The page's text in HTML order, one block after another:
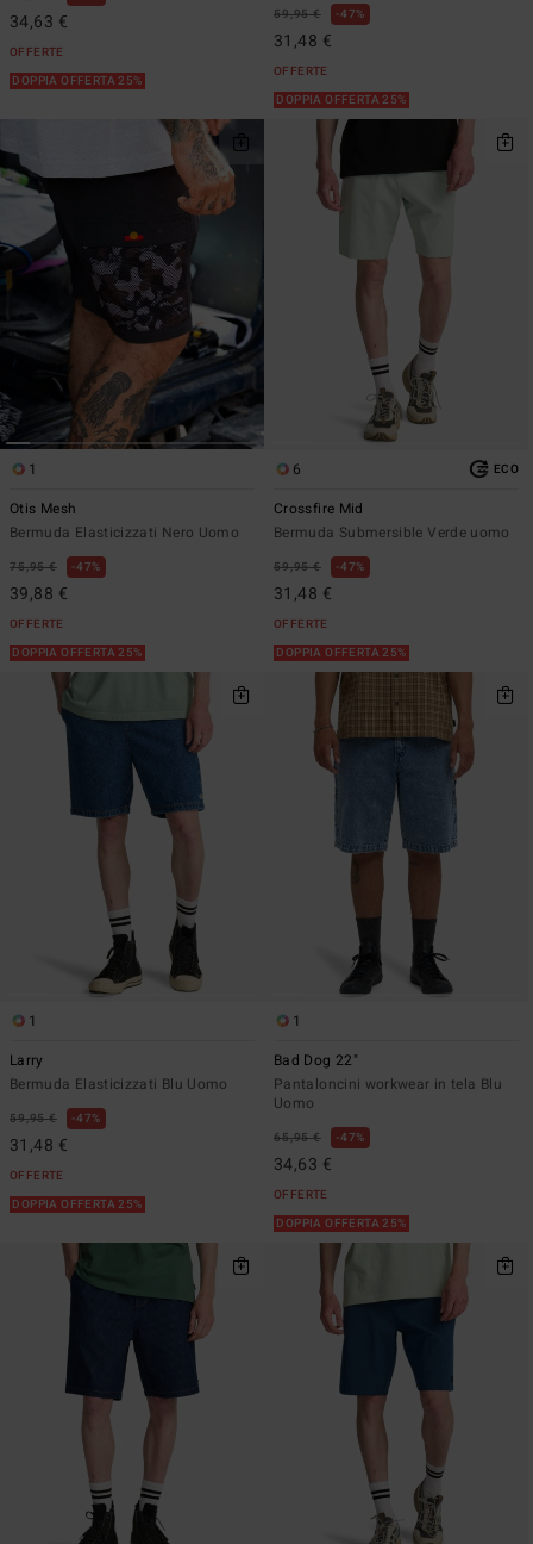
34,63 €
OFFERTE
DOPPIA OFFERTA 25%
59,95 € 47%
31,48 €
OFFERTE
DOPPIA OFFERTA 25%
1
Otis Mesh
Bermuda Elasticizzati Nero Uomo
75,95 € 47%
39,88 €
OFFERTE
DOPPIA OFFERTA 25%
6 ECO
Crossfire Mid
Bermuda Submersible Verde uomo
59,95 € 47%
31,48 €
OFFERTE
DOPPIA OFFERTA 25%
1
Larry
Bermuda Elasticizzati Blu Uomo
59,95 € 47%
31,48 €
OFFERTE
DOPPIA OFFERTA 25%
1
Bad Dog 22"
Pantaloncini workwear in tela Blu
Uomo
65,95 € 47%
34,63 €
OFFERTE
DOPPIA OFFERTA 25%